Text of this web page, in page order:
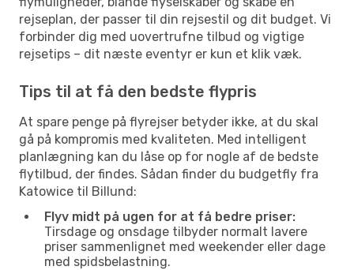
rejseplan, der passer til din rejsestil og dit budget. Vi
forbinder dig med uovertrufne tilbud og vigtige
rejsetips – dit næste eventyr er kun et klik væk.
Tips til at få den bedste flypris
At spare penge på flyrejser betyder ikke, at du skal
gå på kompromis med kvaliteten. Med intelligent
planlægning kan du låse op for nogle af de bedste
flytilbud, der findes. Sådan finder du budgetfly fra
Katowice til Billund:
Flyv midt på ugen for at få bedre priser:
Tirsdage og onsdage tilbyder normalt lavere
priser sammenlignet med weekender eller dage
med spidsbelastning.